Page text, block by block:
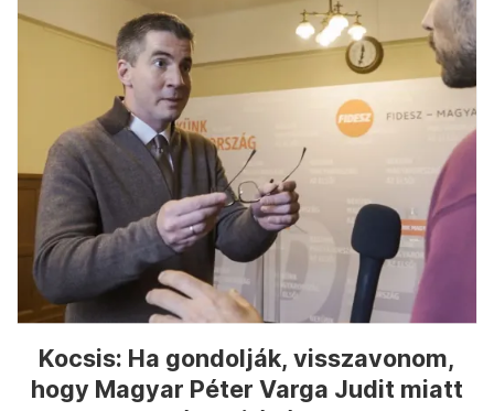
Kocsis: Ha gondolják, visszavonom,
hogy Magyar Péter Varga Judit miatt